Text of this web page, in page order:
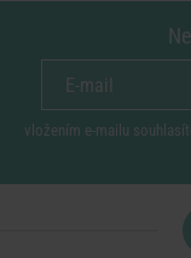
vložením e-mailu